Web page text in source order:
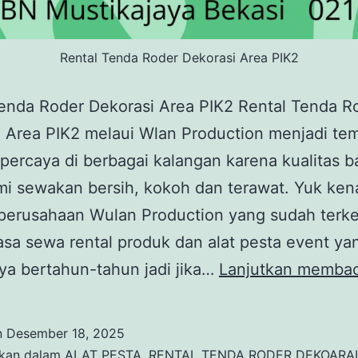
Rental Tenda Roder Dekorasi Area PIK2
Roder Dekorasi Area PIK2 Rental Tenda
Area PIK2 melaui Wlan Production menjadi
di berbagai kalangan karena kualitas
sewakan bersih, kokoh dan terawat. Yuk
Wulan Production yang sudah
sewa rental produk dan alat pesta event
bertahun-tahun jadi jika… Lanjutkan
Desember 18, 2025